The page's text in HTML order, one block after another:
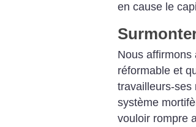
en cause le
Nous affirmons
réformable et
travailleurs-ses
système
vouloir rompre